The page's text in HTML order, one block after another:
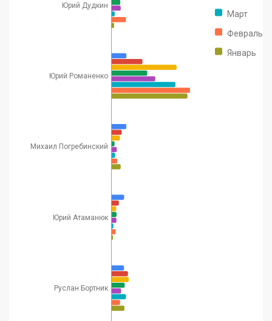
Март
Февраль
Январь
Юрий Дудкин
Юрий Романенко
Михаил Погребинский
Юрий Атаманюк
Руслан Бортник